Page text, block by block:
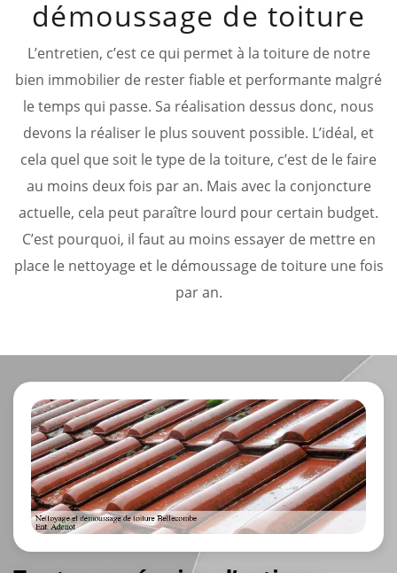
démoussage de toiture
L’entretien, c’est ce qui permet à la toiture de notre
bien immobilier de rester fiable et performante malgré
le temps qui passe. Sa réalisation dessus donc, nous
devons la réaliser le plus souvent possible. L’idéal, et
cela quel que soit le type de la toiture, c’est de le faire
au moins deux fois par an. Mais avec la conjoncture
actuelle, cela peut paraître lourd pour certain budget.
C’est pourquoi, il faut au moins essayer de mettre en
place le nettoyage et le démoussage de toiture une fois
par an.